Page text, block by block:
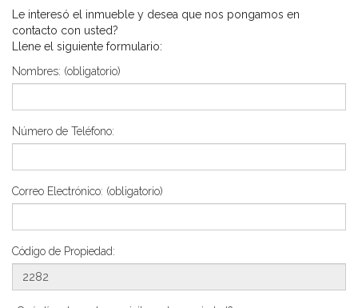
Le interesó el inmueble y desea que nos pongamos en
contacto con usted?
Llene el siguiente formulario:
Nombres: (obligatorio)
Número de Teléfono:
Correo Electrónico: (obligatorio)
Código de Propiedad: